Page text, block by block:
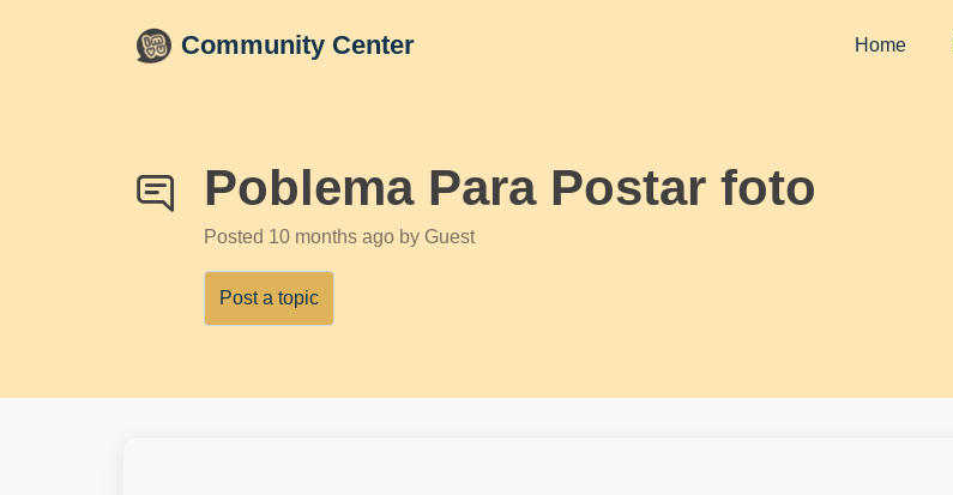
Community Center Home
Poblema Para Postar foto
Posted 10 months ago by Guest
Post a topic